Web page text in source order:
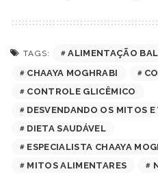
TAGS:
ALIMENTAÇÃO
CHAAYA MOGHRABI
CONTROLE GLICÊMICO
DESVENDANDO OS MITOS E
DIETA SAUDÁVEL
ESPECIALISTA CHAAYA
MITOS ALIMENTARES